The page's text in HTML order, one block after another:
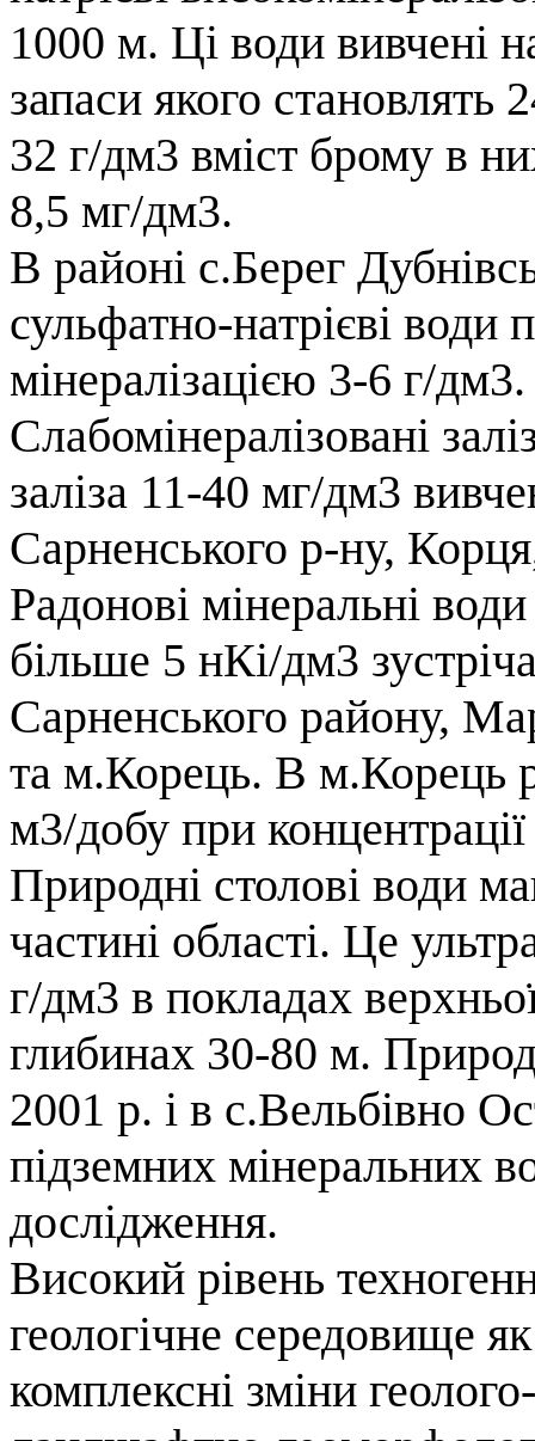
1000 м. Ці води вивчені
запаси якого становлять
32 г/дм3 вміст брому в
8,5 мг/дм3.
В районі с.Берег
сульфатно-натрієві води
мінералізацією 3-6 г/дм3.
Слабомінералізовані
заліза 11-40 мг/дм3
Сарненського р-ну,
Радонові мінеральні
більше 5 нКі/дм3
Сарненського району,
та м.Корець. В м.Корець
м3/добу при
Природні столові води
частині області. Це
г/дм3 в покладах
глибинах 30-80 м.
2001 р. і в с.Вельбівно
підземних мінеральних
дослідження.
Високий рівень
геологічне середовище
комплексні зміни